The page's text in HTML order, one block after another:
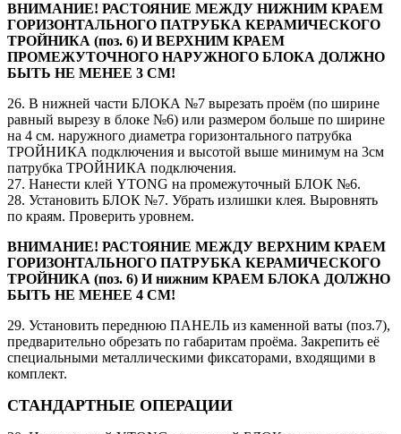
ВНИМАНИЕ! РАСТОЯНИЕ МЕЖДУ НИЖНИМ КРАЕМ
ГОРИЗОНТАЛЬНОГО ПАТРУБКА КЕРАМИЧЕСКОГО
ТРОЙНИКА (поз. 6) И ВЕРХНИМ КРАЕМ
ПРОМЕЖУТОЧНОГО НАРУЖНОГО БЛОКА ДОЛЖНО
БЫТЬ НЕ МЕНЕЕ 3 СМ!
26. В нижней части БЛОКА №7 вырезать проём (по ширине
равный вырезу в блоке №6) или размером больше по ширине
на 4 см. наружного диаметра горизонтального патрубка
ТРОЙНИКА подключения и высотой выше минимум на 3см
патрубка ТРОЙНИКА подключения.
27. Нанести клей YTONG на промежуточный БЛОК №6.
28. Установить БЛОК №7. Убрать излишки клея. Выровнять
по краям. Проверить уровнем.
ВНИМАНИЕ! РАСТОЯНИЕ МЕЖДУ ВЕРХНИМ КРАЕМ
ГОРИЗОНТАЛЬНОГО ПАТРУБКА КЕРАМИЧЕСКОГО
ТРОЙНИКА (поз. 6) И нижним КРАЕМ БЛОКА ДОЛЖНО
БЫТЬ НЕ МЕНЕЕ 4 СМ!
29. Установить переднюю ПАНЕЛЬ из каменной ваты (поз.7),
предварительно обрезать по габаритам проёма. Закрепить её
специальными металлическими фиксаторами, входящими в
комплект.
СТАНДАРТНЫЕ ОПЕРАЦИИ